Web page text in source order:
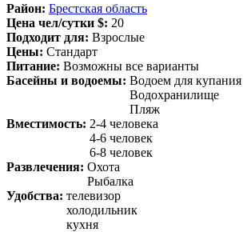
Район: Брестская область
Цена чел/сутки $: 20
Подходит для: Взрослые
Цены: Стандарт
Питание: Возможны все варианты
Басейны и водоемы: Водоем для купания
Водохранилище
Пляж
Вместимость: 2-4 человека
4-6 человек
6-8 человек
Развлечения: Охота
Рыбалка
Удобства: телевизор
холодильник
кухня